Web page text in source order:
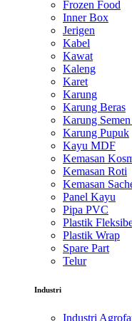
Frozen Food
Inner Box
Jerigen
Kabel
Kawat
Kaleng
Karet
Karung
Karung Beras
Karung
Karung Pupuk
Kayu MDF
Kemasan
Kemasan Roti
Kemasan
Panel Kayu
Pipa PVC
Plastik
Plastik Wrap
Spare Part
Telur
Industri
Industri